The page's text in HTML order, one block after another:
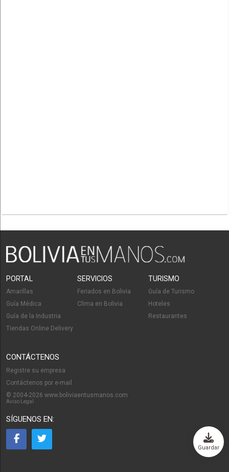
Guardar
PORTAL
Amarillas
Guía Médica
Guía de la Industria
Tiendas Online Delivery
SERVICIOS
Feriados en Bolivia
Clima en Bolivia
TURISMO
Guía de Turismo
Hoteles
Restaurantes
CONTÁCTENOS
Registre su empresa
Contáctenos por e-mail
© 2004-2026 www.boliviaentusmanos.com
Aviso Legal
SÍGUENOS EN: